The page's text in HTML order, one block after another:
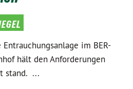
Entrauchungsanlage im BER-
hält den Anforderungen
stand. ...